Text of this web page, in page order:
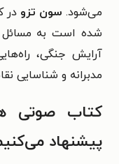
می‌شود. سون تزو در
شده است به مسائل
آرایش جنگی،
مدبرانه و شناسایی
کتاب صوتی
پیشنهاد